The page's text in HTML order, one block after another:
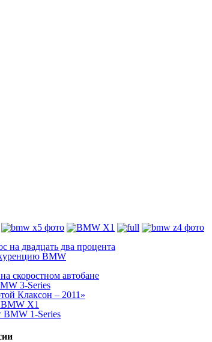
двадцать два процента
BMW
скоростном автобане
3-Series
Клаксон – 2011»
BMW X1
1-Series